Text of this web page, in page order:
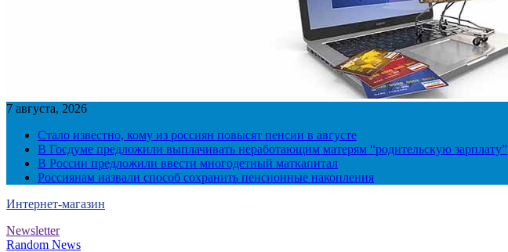
7 августа, 2026
Стало известно, кому из россиян повысят пенсии в августе
В Госдуме предложили выплачивать неработающим матерям “родительскую зарплату”
В России предложили ввести многодетный маткапитал
Россиянам назвали способ сохранить пенсионные накопления
Интернет-магазин
Newsletter
Random News